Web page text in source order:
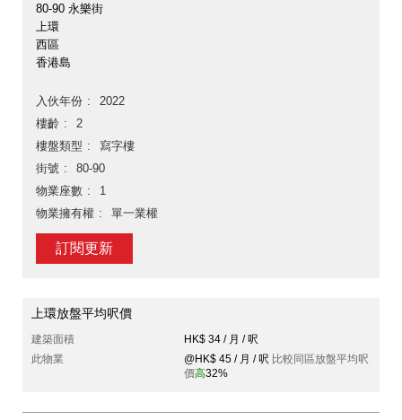
80-90 永樂街
上環
西區
香港島
入伙年份
2022
樓齡
2
樓盤類型
寫字樓
街號
80-90
物業座數
1
物業擁有權
單一業權
訂閱更新
上環放盤平均呎價
建築面積
HK$ 34 / 月 / 呎
此物業
@HK$ 45 / 月 / 呎 比較同區放盤平均呎
價高32%